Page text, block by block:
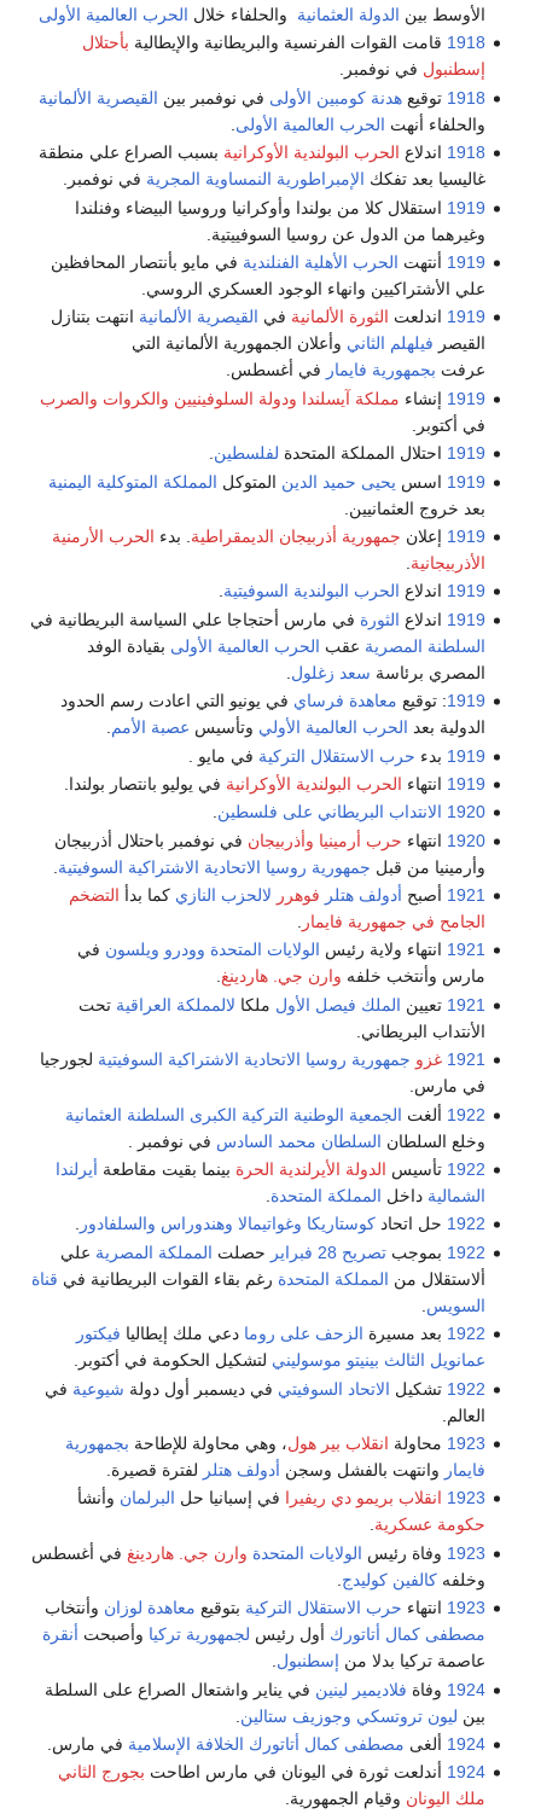
الأوسط بين الدولة العثمانية والحلفاء خلال الحرب العالمية الأولى
1918 قامت القوات الفرنسية والبريطانية والإيطالية بأحتلال
إسطنبول في نوفمبر.
1918 توقيعهدنة كومبين الأولى في نوفمبر بين القيصرية الألمانية
والحلفاء أنهت الحرب العالمية الأولى
1918 اندلاع الحرب البولندية الأوكرانية بسبب الصراع علي منطقة
غاليسيا بعد تفكك الإمبراطورية النمساوية المجرية في نوفمبر.
1919 استقلال كلا من بولندا وأوكرانيا وروسيا البيضاء وفنلندا
وغيرهما من الدول عن روسيا السوفييتية.
1919 أنتهت الحرب الأهلية الفنلندية في مايو بأنتصار المحافظين
علي الأشتراكيين وانهاء الوجود العسكري الروسي.
1919 اندلعت الثورة الألمانية في القيصرية الألمانية انتهت بتنازل
القيصر فيلهلم الثاني وأعلان الجمهورية الألمانية التي
عرفت بجمهورية فايمار في أغسطس.
1919 إنشاء مملكة آيسلندا ودولة السلوفينيين والكروات والصرب
في أكتوبر.
1919 احتلال المملكة المتحدة لفلسطين
1919 اسس يحيى حميد الدين المتوكل المملكة المتوكلية اليمنية
بعد خروج العثمانيين.
1919 إعلان جمهورية أذربيجان الديمقراطية . بدء الحرب الأرمنية
الأذربيجانية
1919 اندلاع الحرب البولندية السوفيتية.
1919 اندلاع الثورة في مارس أحتجاجا علي السياسة البريطانية في
السلطنة المصرية عقب الحرب العالمية الأولى بقيادة الوفد
المصري برئاسة سعد زغلول
1919: توقيع معاهدة فرساي في يونيو التي اعادت رسم الحدود
الدولية بعد الحرب العالمية الأولي وتأسيس عصبة الأمم
1919 بدء حرب الاستقلال التركية في مايو .
1919 انتهاء الحرب البولندية الأوكرانية في يوليو بانتصار بولندا.
1920 الانتداب البريطاني على فلسطين.
1920 انتهاء حرب أرمينيا وأذربيجان في نوفمبر باحتلال أذربيجان
وأرمينيا من قبل جمهورية روسيا الاتحادية الاشتراكية السوفيتية
1921 أصبح أدولف هتلر فوهرر لالحزب النازي كما بدأ التضخم
الجامح في جمهورية فايمار
1921 انتهاء ولاية رئيس الولايات المتحدة وودرو ويلسون في
مارس وأنتخب خلفه وارن جي. هاردينغ.
1921 تعيين الملك فيصل الأول ملكا لالمملكة العراقية تحت
الأنتداب البريطاني.
1921 غزو جمهورية روسيا الاتحادية الاشتراكية السوفيتية لجورجيا
في مارس.
1922 ألغت الجمعية الوطنية التركية الكبرى السلطنة العثمانية
وخلع السلطان السلطان محمد السادس في نوفمبر .
1922 تأسيس الدولة الأيرلندية الحرة بينما بقيت مقاطعة أيرلندا
الشمالية داخل المملكة المتحدة
1922 حل اتحادكوستاريكا وغواتيمالا وهندوراس والسلفادور .
1922 بموجبتصريح 28 فبراير حصلت المملكة المصرية علي
ألاستقلال من المملكة المتحدة رغم بقاء القوات البريطانية في قناة
السويس
1922 بعد مسيرة الزحف على روما دعي ملك إيطاليا فيكتور
عمانويل الثالث بينيتو موسوليني لتشكيل الحكومة في أكتوبر.
1922 تشكيل الاتحاد السوفيتي في ديسمبر أول دولة شيوعية في
العالم.
1923 محاولة انقلاب بير هول، وهي محاولة للإطاحة بجمهورية
فايمار وانتهت بالفشل وسجن أدولف هتلر لفترة قصيرة.
1923 انقلاب بريمو دي ريفيرا في إسبانيا حل البرلمان وأنشأ
حكومة عسكرية.
1923 وفاة رئيس الولايات المتحدة وارن جي. هاردينغ في أغسطس
وخلفهكالفين كوليدج
1923 انتهاء حرب الاستقلال التركية بتوقيع معاهدة لوزان وأنتخاب
مصطفى كمال أتاتورك أول رئيس لجمهورية تركيا وأصبحت أنقرة
عاصمة تركيا بدلا من إسطنبول
1924 وفاة فلاديمير لينين في يناير واشتعال الصراع على السلطة
بين ليون تروتسكي وجوزيف ستالين
1924 ألغى مصطفى كمال أتاتورك الخلافة الإسلامية في مارس.
1924 أندلعت ثورة في اليونان في مارس اطاحت بجورج الثاني
ملك اليونان وقيام الجمهورية.